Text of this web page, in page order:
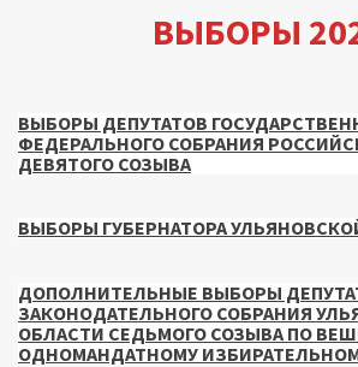
ВЫБОРЫ
ВЫБОРЫ ДЕПУТАТОВ
ФЕДЕРАЛЬНОГО СОБРАНИЯ
ДЕВЯТОГО СОЗЫВА
ВЫБОРЫ ГУБЕРНАТОРА
ДОПОЛНИТЕЛЬНЫЕ ВЫБОРЫ
ЗАКОНОДАТЕЛЬНОГО СОБРАНИЯ
ОБЛАСТИ СЕДЬМОГО СОЗЫВА ПО
ОДНОМАНДАТНОМУ